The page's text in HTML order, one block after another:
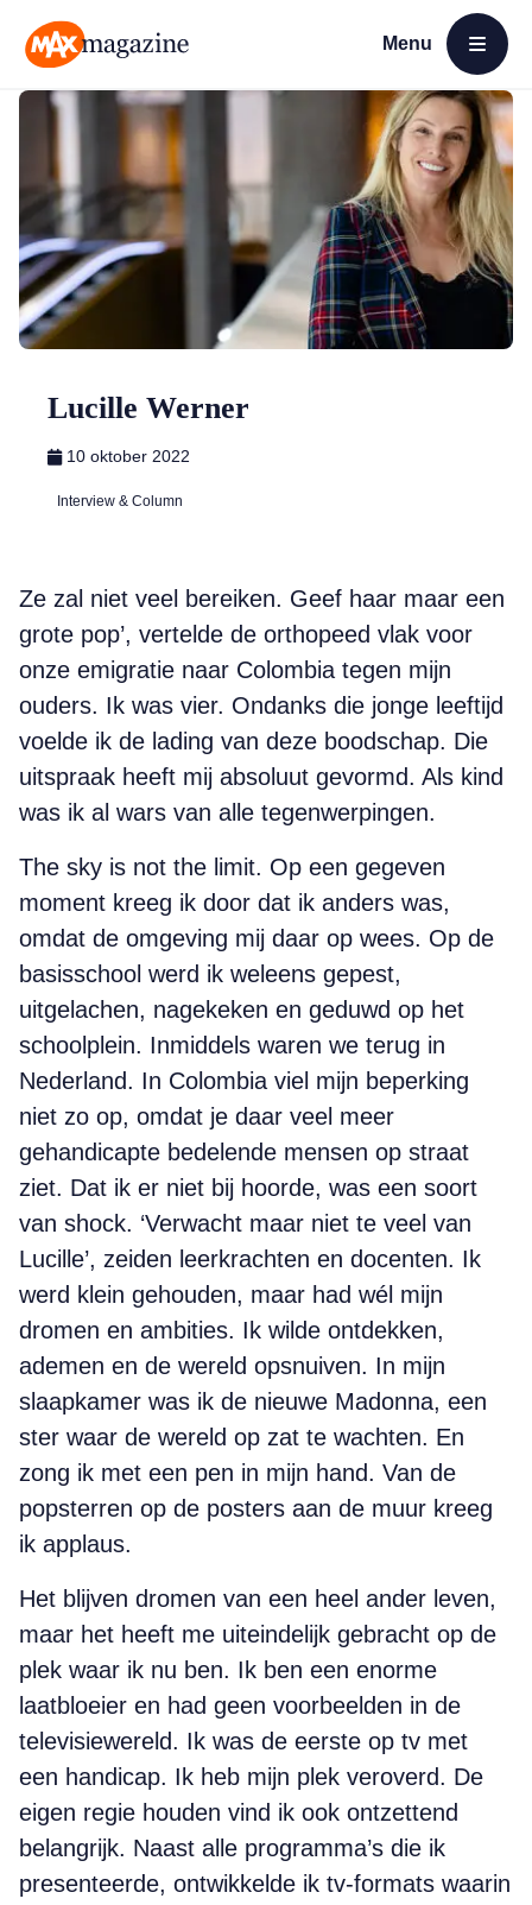
Menu
Open menu
Lucille Werner
10 oktober 2022
Interview & Column
Ze zal niet veel bereiken. Geef haar maar een
grote pop’, vertelde de orthopeed vlak voor
onze emigratie naar Colombia tegen mijn
ouders. Ik was vier. Ondanks die jonge leeftijd
voelde ik de lading van deze boodschap. Die
uitspraak heeft mij absoluut gevormd. Als kind
was ik al wars van alle tegenwerpingen.
The sky is not the limit. Op een gegeven
moment kreeg ik door dat ik anders was,
omdat de omgeving mij daar op wees. Op de
basisschool werd ik weleens gepest,
uitgelachen, nagekeken en geduwd op het
schoolplein. Inmiddels waren we terug in
Nederland. In Colombia viel mijn beperking
niet zo op, omdat je daar veel meer
gehandicapte bedelende mensen op straat
ziet. Dat ik er niet bij hoorde, was een soort
van shock. ‘Verwacht maar niet te veel van
Lucille’, zeiden leerkrachten en docenten. Ik
werd klein gehouden, maar had wél mijn
dromen en ambities. Ik wilde ontdekken,
ademen en de wereld opsnuiven. In mijn
slaapkamer was ik de nieuwe Madonna, een
ster waar de wereld op zat te wachten. En
zong ik met een pen in mijn hand. Van de
popsterren op de posters aan de muur kreeg
ik applaus.
Het blijven dromen van een heel ander leven,
maar het heeft me uiteindelijk gebracht op de
plek waar ik nu ben. Ik ben een enorme
laatbloeier en had geen voorbeelden in de
televisiewereld. Ik was de eerste op tv met
een handicap. Ik heb mijn plek veroverd. De
eigen regie houden vind ik ook ontzettend
belangrijk. Naast alle programma’s die ik
presenteerde, ontwikkelde ik tv-formats waarin